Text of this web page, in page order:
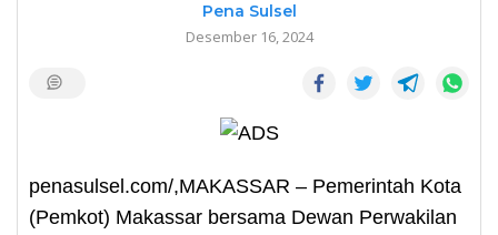
Pena Sulsel
Desember 16, 2024
penasulsel.com/,MAKASSAR – Pemerintah Kota
(Pemkot) Makassar bersama Dewan Perwakilan